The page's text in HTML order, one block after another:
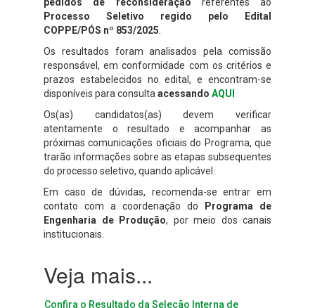
Processo Seletivo regido pelo Edital
COPPE/PÓS nº 853/2025
Os resultados foram analisados pela comissão
responsável, em conformidade com os critérios e
prazos estabelecidos no edital, e encontram-se
disponíveis para consulta acessando AQUI
Os(as) candidatos(as) devem verificar
atentamente o resultado e acompanhar as
próximas comunicações oficiais do Programa, que
trarão informações sobre as etapas subsequentes
do processo seletivo, quando aplicável.
Em caso de dúvidas, recomenda-se entrar em
contato com a coordenação do
Programa de
Engenharia de Produção, por meio dos canais
institucionais.
Confira o Resultado da Seleção Interna de